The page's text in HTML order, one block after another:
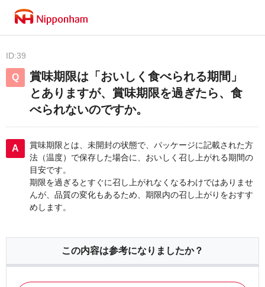
ID:39
賞味期限は「おいしく食べられる期間」
とありますが、賞味期限を過ぎたら、食
べられないのですか。
賞味期限とは、未開封の状態で、パッケージに記載された方
法（温度）で保存した場合に、おいしく召し上がれる期間の
目安です。
期限を過ぎるとすぐに召し上がれなくなるわけではありませ
んが、品質の変化もあるため、期限内の召し上がりをおすす
めします。
この内容は参考になりましたか？